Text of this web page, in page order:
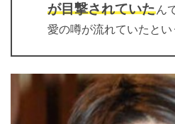
が目撃されていたん
愛の噂が流れていたとい